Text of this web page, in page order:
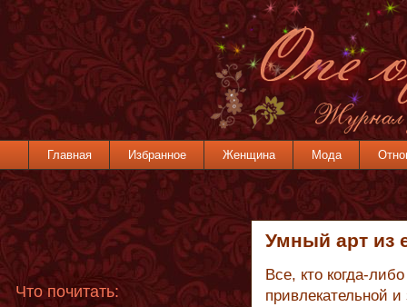
Главная Избранное Женщина Мода
Умный арт из
Все, кто когда-
привлекательной
Что почитать: